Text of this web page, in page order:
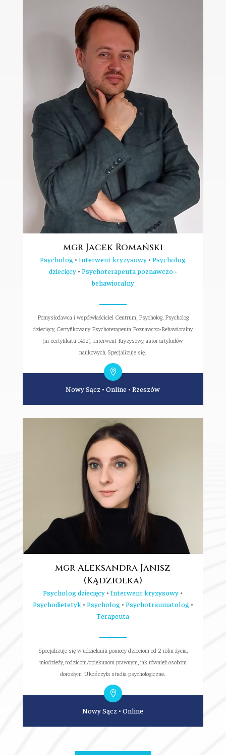
mgr Jacek Romański
Psycholog •Interwent kryzysowy •Psycholog
dziecięcy• Psychoterapeuta poznawczo -
behawioralny
Pomysłodawca i współwłaściciel Centrum, Psycholog, Psycholog
dziecięcy, Certyfikowany Psychoterapeuta Poznawczo-Behawioralny
(nr certyfikatu 1492), Interwent Kryzysowy, autor artykułów
naukowych. Specjalizuje się...
Nowy Sącz •Online •Rzeszów
mgr Aleksandra Janisz
(Kądziołka)
Psycholog dziecięcy •Interwent kryzysowy •
Psychodietetyk• Psycholog• Psychotraumatolog•
Terapeuta
Specjalizuje się w udzielaniu pomocy dzieciom od 2 roku życia,
młodzieży, rodzicom/opiekunom prawnym, jak również osobom
dorosłym. Ukończyła studia psychologiczne...
Nowy Sącz •Online